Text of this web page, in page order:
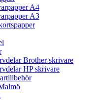
A4
A3
Brother skrivare
HP skrivare